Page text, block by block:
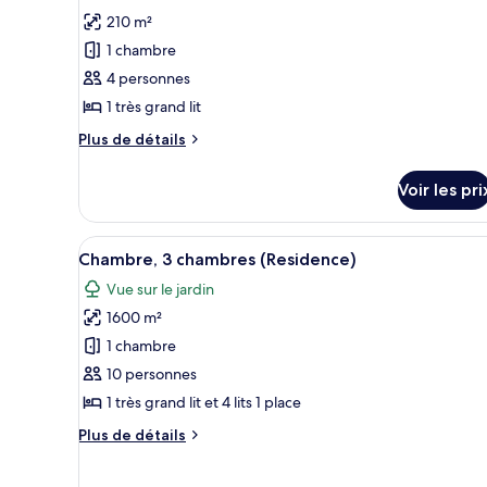
pour
ce
type
de
chambre :
Villa
privée
(Ocean)
210 m²
1 chambre
4 personnes
1 très grand lit
Plus de détails
Plus
le
type
de
chambre
Villa
Panoramique,
piscine
privée
(Ocean)
Voir les
Afficher
toutes
les
photos
pour
ce
type
chambre :
Une chambre d’hôtel avec
8
Chambre, 3 chambres (Residence)
Vue sur le jardin
1600 m²
1 chambre
10 personnes
1 très grand lit et 4 lits 1 place
Plus de détails
Plus